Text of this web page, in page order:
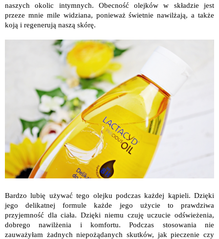
naszych okolic intymnych. Obecność olejków w składzie jest
przeze mnie mile widziana, ponieważ świetnie nawilżają, a także
koją i regenerują naszą skórę.
Bardzo lubię używać tego olejku podczas każdej kąpieli. Dzięki
jego delikatnej formule każde jego użycie to prawdziwa
przyjemność dla ciała. Dzięki niemu czuję uczucie odświeżenia,
dobrego nawilżenia i komfortu. Podczas stosowania nie
zauważyłam żadnych niepożądanych skutków, jak pieczenie czy